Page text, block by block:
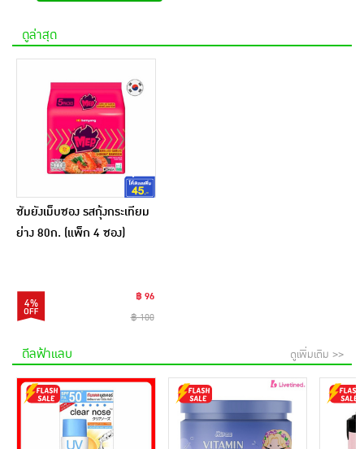
ดูล่าสุด
ซัมยังเม็บซอง รสกุ้งกระเทียม
ย่าง 80ก. (แพ็ก 4 ซอง)
4%
฿ 96
฿ 100
ดีลฟ้าแลบ ดูเพิ่มเติม >>